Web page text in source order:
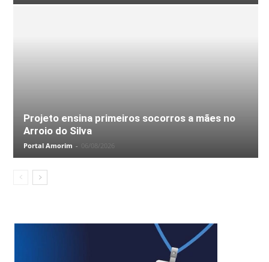
Projeto ensina primeiros socorros a mães no
Arroio do Silva
Portal Amorim - 06/08/2026